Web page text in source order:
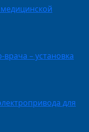
– установка
для